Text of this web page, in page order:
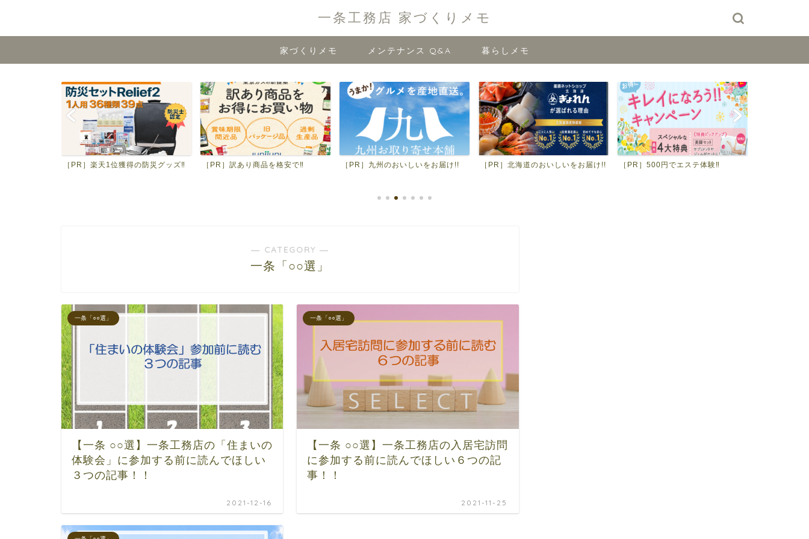
一条工務店 家づくりメモ
家づくりメモ メンテナンス Q&A 暮らしメモ
［PR］楽天1位獲得の防災グッズ‼ ［PR］訳あり商品を格安で‼ ［PR］九州のおいしいをお届け!! ［PR］北海道のおいしいをお届け!! ［PR］500円でエステ体験‼
― CATEGORY ―
一条「○○選」
一条「○○選」
【一条 ○○選】一条工務店の「住まいの
体験会」に参加する前に読んでほしい
３つの記事！！
2021-12-16
一条「○○選」
【一条 ○○選】一条工務店の入居宅訪問
に参加する前に読んでほしい６つの記
事！！
2021-11-25